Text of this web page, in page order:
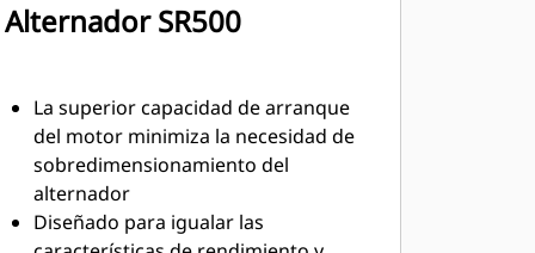
Alternador SR500
La superior capacidad de arranque
del motor minimiza la necesidad de
sobredimensionamiento del
alternador
Diseñado para igualar las